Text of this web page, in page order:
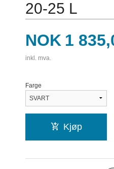
20-25 L
Pris
NOK 1
inkl. mva.
Farge
Kjøp